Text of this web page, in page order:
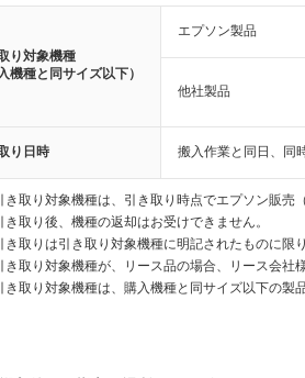
り対象機種
機種と同サイズ以下）
エプソン製品
他社製品
り日時 搬入作業と同日、同
き取り対象機種は、引き取り時点でエプソン販売
き取り後、機種の返却はお受けできません。
き取りは引き取り対象機種に明記されたものに限
き取り対象機種が、リース品の場合、リース会社
き取り対象機種は、購入機種と同サイズ以下の製